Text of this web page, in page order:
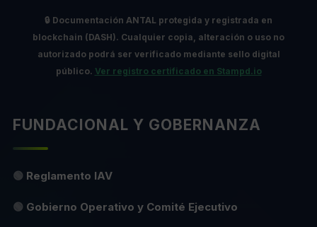
🔒 Documentación ANTAL protegida y registrada en
blockchain (DASH). Cualquier copia, alteración o uso no
autorizado podrá ser verificado mediante sello digital
público. Ver registro certificado en Stampd.io
FUNDACIONAL Y GOBERNANZA
🟢 Reglamento IAV
🟢 Gobierno Operativo y Comité Ejecutivo